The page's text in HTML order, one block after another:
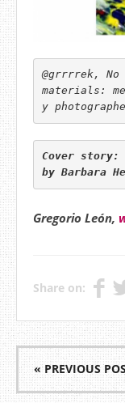
@grrrrek,
materials:
y
Cover story:
by Barbara
Gregorio León,
Share on:
« PREVIOUS